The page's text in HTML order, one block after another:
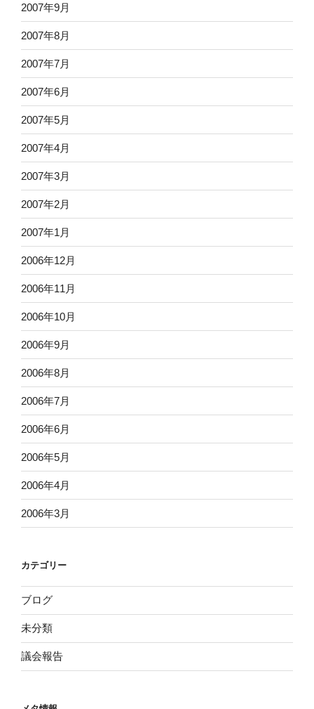
2007年9月
2007年8月
2007年7月
2007年6月
2007年5月
2007年4月
2007年3月
2007年2月
2007年1月
2006年12月
2006年11月
2006年10月
2006年9月
2006年8月
2006年7月
2006年6月
2006年5月
2006年4月
2006年3月
カテゴリー
ブログ
未分類
議会報告